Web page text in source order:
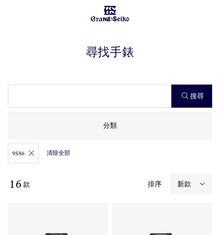
MENU
尋找手錶
搜尋
分類
9S86 清除全部
16 款 排序